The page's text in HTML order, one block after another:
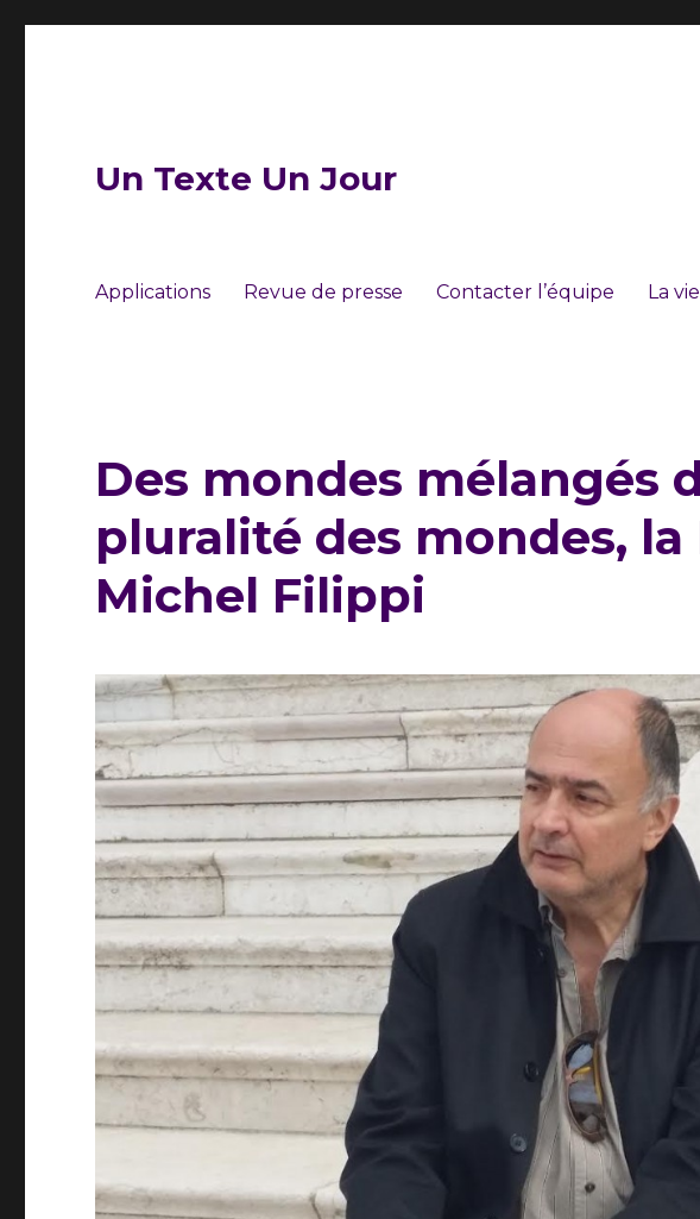
Un Texte Un Jour
Applications Revue de presse Contacter l’équipe La
Des mondes mélangés
pluralité des mondes,
Michel Filippi